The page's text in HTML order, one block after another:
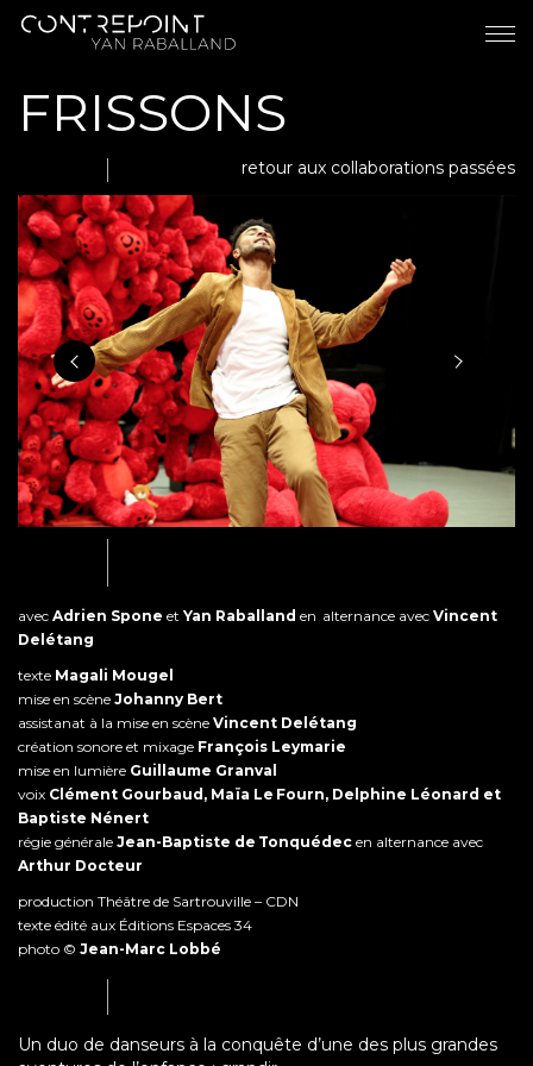
FRISSONS
retour aux collaborations passées
avec Adrien Spone et Yan Raballand en alternance avec Vincent
Delétang
texte Magali Mougel
mise en scène Johanny Bert
assistanat à la mise en scène Vincent Delétang
création sonore et mixage François Leymarie
mise en lumière Guillaume Granval
voix Clément Gourbaud, Maïa Le Fourn, Delphine Léonard et
Baptiste Nénert
régie générale Jean-Baptiste de Tonquédec en alternance avec
Arthur Docteur
production Théâtre de Sartrouville – CDN
texte édité aux Éditions Espaces 34
photo © Jean-Marc Lobbé
Un duo de danseurs à la conquête d’une des plus grandes